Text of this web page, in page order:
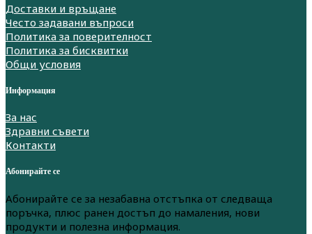
Доставки и връщане
Често задавани въпроси
Политика за поверителност
Политика за бисквитки
Общи условия
Информация
За нас
Здравни съвети
Контакти
Абонирайте се
Абонирайте се за незабавна отстъпка от следваща
поръчка, плюс ранен достъп до намаления, нови
продукти и полезна информация.